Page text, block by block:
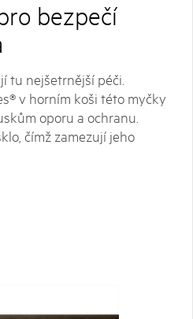
bezpečí
tu nejšetrnější péči.
v horním koši této myčky
oporu a ochranu.
čímž zamezují jeho